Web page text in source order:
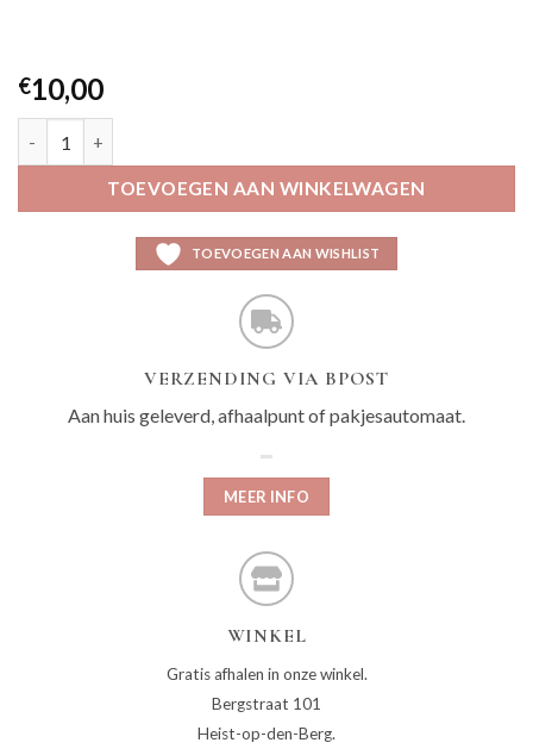
€10,00
TOEVOEGEN AAN WINKELWAGEN
TOEVOEGEN AAN WISHLIST
VERZENDING VIA BPOST
Aan huis geleverd, afhaalpunt of pakjesautomaat.
MEER INFO
WINKEL
Gratis afhalen in onze winkel.
Bergstraat 101
Heist-op-den-Berg.